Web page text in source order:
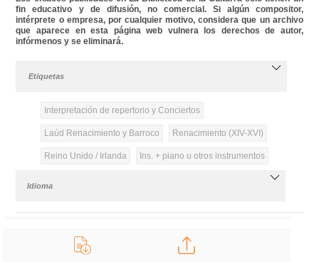
fin educativo y de difusión, no comercial. Si algún compositor,
intérprete o empresa, por cualquier motivo, considera que un archivo
que aparece en esta página web vulnera los derechos de autor,
infórmenos y se eliminará.
Etiquetas
Interpretación de repertorio y Conciertos
Laúd Renacimiento y Barroco Renacimiento (XIV-XVI)
Reino Unido / Irlanda Ins. + piano u otros instrumentos
Idioma